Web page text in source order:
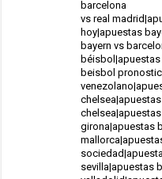
barcelona
vs real
hoy|apuestas
bayern vs
beisbol
girona|apuestas
sevilla|apuestas